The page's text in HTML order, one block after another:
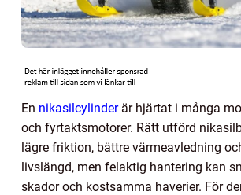
En nikasilcylinderär hjärtat i många
och fyrtaktsmotorer. Rätt utförd
lägre friktion, bättre värmeavledning
livslängd, men felaktig hantering kan
skador och kostsamma haverier. För